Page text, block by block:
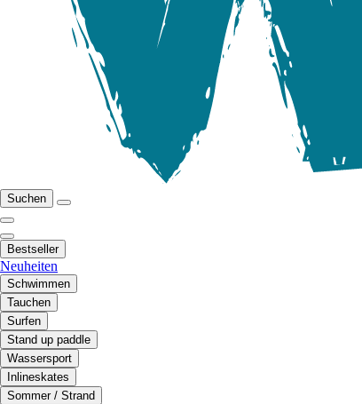
Suchen
Bestseller
Neuheiten
Schwimmen
Tauchen
Surfen
Stand up paddle
Wassersport
Inlineskates
Sommer / Strand